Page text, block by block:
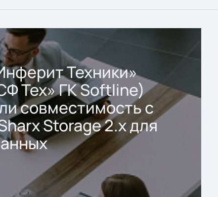
Техники»
Тех» ГК Softline)
совместимость с
Storage 2.x для